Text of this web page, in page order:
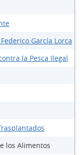
García Lorca
la Pesca Ilegal
los Alimentos